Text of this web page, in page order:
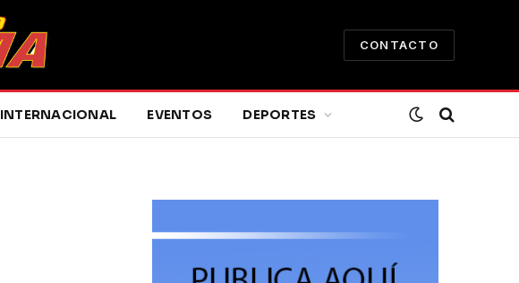
CONTACTO
INTERNACIONAL EVENTOS DEPORTES